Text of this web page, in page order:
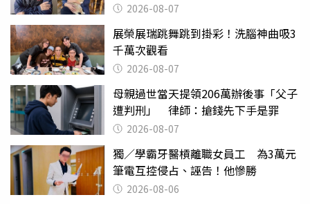
2026-08-07
展榮展瑞跳舞跳到掛彩！洗腦神曲吸3
千萬次觀看
2026-08-07
母親過世當天提領206萬辦後事「父子
遭判刑」 律師：搶錢先下手是罪
2026-08-07
獨／學霸牙醫槓離職女員工 為3萬元
筆電互控侵占、誣告！他慘勝
2026-08-06